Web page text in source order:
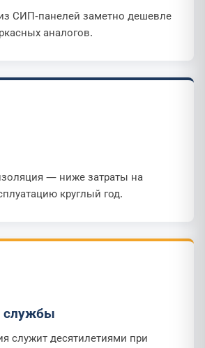
СИП-панелей заметно дешевле
аналогов.
— ниже затраты на
круглый год.
службы
служит десятилетиями при